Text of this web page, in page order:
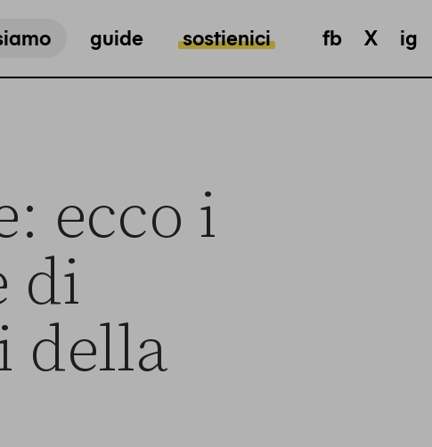
guide sostienici fb X ig
ecco i
di
della